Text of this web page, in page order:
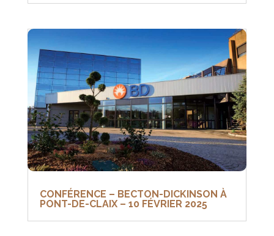
CONFÉRENCE – BECTON-DICKINSON À
PONT-DE-CLAIX – 10 FÉVRIER 2025